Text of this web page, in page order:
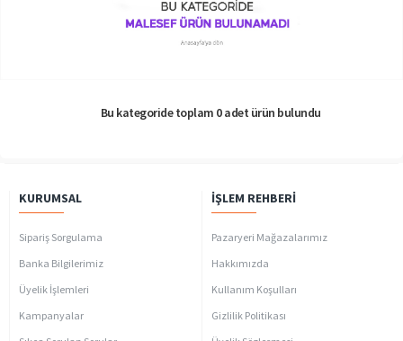
Bu kategoride toplam 0 adet ürün bulundu
KURUMSAL
Sipariş Sorgulama
Banka Bilgilerimiz
Üyelik İşlemleri
Kampanyalar
İŞLEM REHBERI
Pazaryeri Mağazalarımız
Hakkımızda
Kullanım Koşulları
Gizlilik Politikası